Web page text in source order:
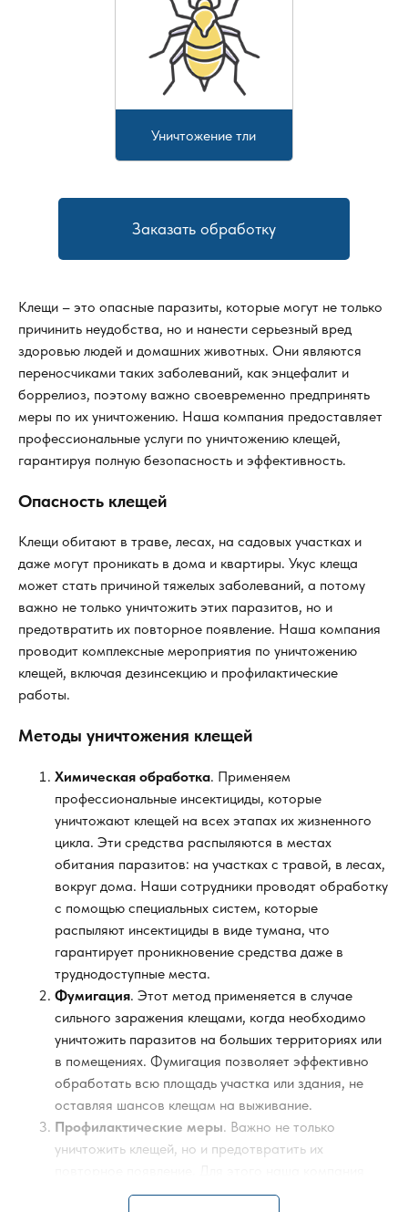
Уничтожение тли
Заказать обработку
Клещи – это опасные паразиты, которые могут не только
причинить неудобства, но и нанести серьезный вред
здоровью людей и домашних животных. Они являются
переносчиками таких заболеваний, как энцефалит и
боррелиоз, поэтому важно своевременно предпринять
меры по их уничтожению. Наша компания предоставляет
профессиональные услуги по уничтожению клещей,
гарантируя полную безопасность и эффективность.
Опасность клещей
Клещи обитают в траве, лесах, на садовых участках и
даже могут проникать в дома и квартиры. Укус клеща
может стать причиной тяжелых заболеваний, а потому
важно не только уничтожить этих паразитов, но и
предотвратить их повторное появление. Наша компания
проводит комплексные мероприятия по уничтожению
клещей, включая дезинсекцию и профилактические
работы.
Методы уничтожения клещей
Химическая обработка. Применяем
профессиональные инсектициды, которые
уничтожают клещей на всех этапах их жизненного
цикла. Эти средства распыляются в местах
обитания паразитов: на участках с травой, в лесах,
вокруг дома. Наши сотрудники проводят обработку
с помощью специальных систем, которые
распыляют инсектициды в виде тумана, что
гарантирует проникновение средства даже в
труднодоступные места.
Фумигация. Этот метод применяется в случае
сильного заражения клещами, когда необходимо
уничтожить паразитов на больших территориях или
в помещениях. Фумигация позволяет эффективно
обработать всю площадь участка или здания, не
оставляя шансов клещам на выживание.
Профилактические меры. Важно не только
уничтожить клещей, но и предотвратить их
предлагает профилактические меры, такие как